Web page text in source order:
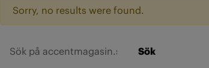
Sorry, no results were found.
Sök